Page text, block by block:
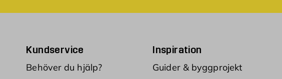
Kundservice
Behöver du hjälp?
Inspiration
Guider & byggprojekt